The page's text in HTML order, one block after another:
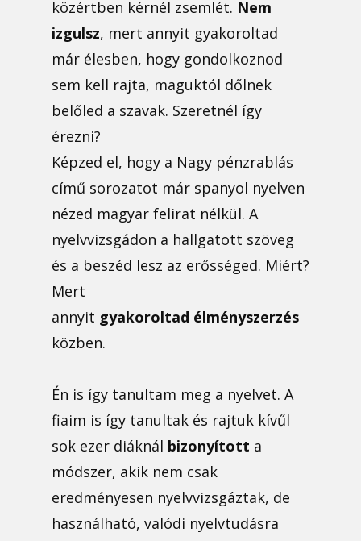
közértben kérnél zsemlét. Nem
izgulsz, mert annyit gyakoroltad
már élesben, hogy gondolkoznod
sem kell rajta, maguktól dőlnek
belőled a szavak. Szeretnél így
érezni?
Képzed el, hogy a Nagy pénzrablás
című sorozatot már spanyol nyelven
nézed magyar felirat nélkül. A
nyelvvizsgádon a hallgatott szöveg
és a beszéd lesz az erősséged. Miért?
Mert
annyit gyakoroltad élményszerzés
közben.
Én is így tanultam meg a nyelvet. A
fiaim is így tanultak és rajtuk kívűl
sok ezer diáknál bizonyított a
módszer, akik nem csak
eredményesen nyelvvizsgáztak, de
használható, valódi nyelvtudásra